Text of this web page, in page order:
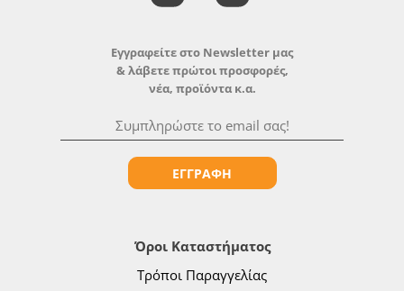
Όροι Καταστήματος
Τρόποι Παραγγελίας
Εγγραφείτε στο Newsletter μας
& λάβετε πρώτοι προσφορές,
νέα, προϊόντα κ.α.
ΕΓΓΡΑΦΗ